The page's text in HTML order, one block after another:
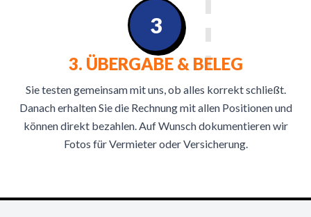
3. ÜBERGABE & BELEG
Sie testen gemeinsam mit uns, ob alles korrekt schließt.
Danach erhalten Sie die Rechnung mit allen Positionen und
können direkt bezahlen. Auf Wunsch dokumentieren wir
Fotos für Vermieter oder Versicherung.
3